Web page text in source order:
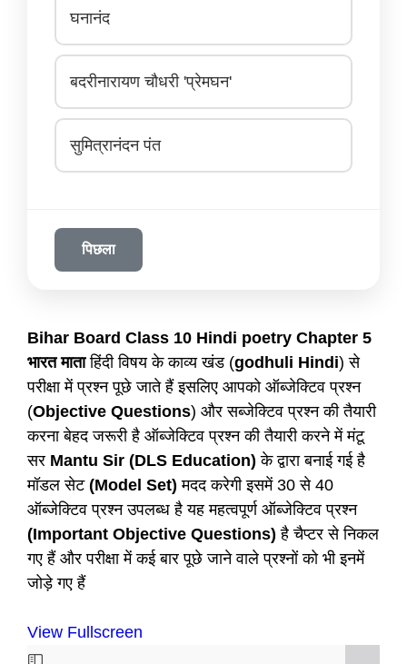
घनानंद
बदरीनारायण चौधरी 'प्रेमघन'
सुमित्रानंदन पंत
पिछला
Bihar Board Class 10 Hindi poetry Chapter 5
भारत माताहिंदी विषय के काव्य खंड (godhuli Hindi) से
परीक्षा में प्रश्न पूछे जाते हैं इसलिए आपको ऑब्जेक्टिव प्रश्न
(Objective Questions) और सब्जेक्टिव प्रश्न की तैयारी
करना बेहद जरूरी है ऑब्जेक्टिव प्रश्न की तैयारी करने में मंटू
सर Mantu Sir (DLS Education)के द्वारा बनाई गई है
मॉडल सेट (Model Set)मदद करेगी इसमें 30 से 40
ऑब्जेक्टिव प्रश्न उपलब्ध है यह महत्वपूर्ण ऑब्जेक्टिव प्रश्न
(Important Objective Questions)है चैप्टर से निकल
गए हैं और परीक्षा में कई बार पूछे जाने वाले प्रश्नों को भी इनमें
जोड़े गए हैं
View Fullscreen
Skip